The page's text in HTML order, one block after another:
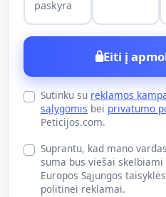
paskyra
Eiti į
Sutinku su reklamos
sąlygomis bei privatumo
Peticijos.com.
Suprantu, kad mano
suma bus viešai
Europos Sąjungos
politinei reklamai.